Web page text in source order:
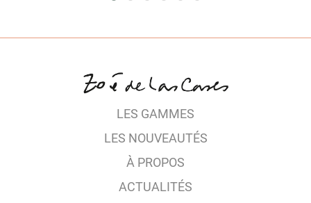
LES GAMMES
LES NOUVEAUTÉS
À PROPOS
ACTUALITÉS